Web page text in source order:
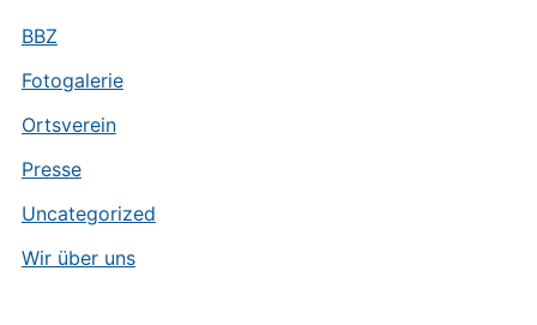
BBZ
Fotogalerie
Ortsverein
Presse
Uncategorized
Wir über uns